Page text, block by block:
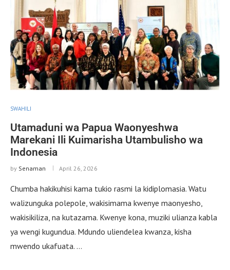
SWAHILI
Utamaduni wa Papua Waonyeshwa
Marekani Ili Kuimarisha Utambulisho wa
Indonesia
by Senaman April 26, 2026
Chumba hakikuhisi kama tukio rasmi la kidiplomasia. Watu
walizunguka polepole, wakisimama kwenye maonyesho,
wakisikiliza, na kutazama. Kwenye kona, muziki ulianza kabla
ya wengi kugundua. Mdundo uliendelea kwanza, kisha
mwendo ukafuata. …